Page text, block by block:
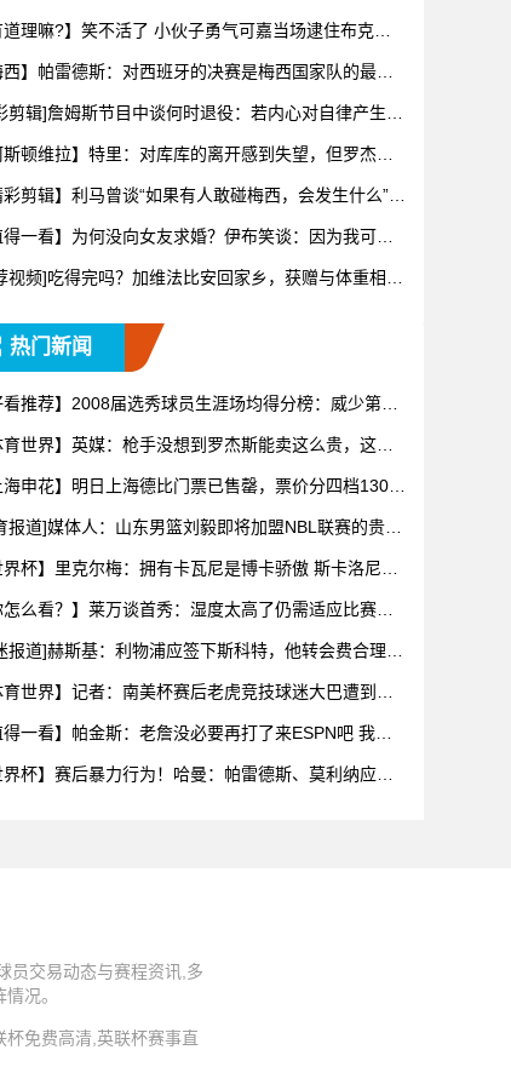
道理嘛?】笑不活了 小伙子勇气可嘉当场逮住布克开
西】帕雷德斯：对西班牙的决赛是梅西国家队的最后
剪辑]詹姆斯节目中谈何时退役：若内心对自律产生抗
斯顿维拉】特里：对库库的离开感到失望，但罗杰斯
彩剪辑】利马曾谈“如果有人敢碰梅西，会发生什么”：
得一看】为何没向女友求婚？伊布笑谈：因为我可不
视频]吃得完吗？加维法比安回家乡，获赠与体重相等
热门新闻
看推荐】2008届选秀球员生涯场均得分榜：威少第一
育世界】英媒：枪手没想到罗杰斯能卖这么贵，这似
海申花】明日上海德比门票已售罄，票价分四档130
报道]媒体人：山东男篮刘毅即将加盟NBL联赛的贵州
界杯】里克尔梅：拥有卡瓦尼是博卡骄傲 斯卡洛尼是
怎么看？】莱万谈首秀：湿度太高了仍需适应比赛环
报道]赫斯基：利物浦应签下斯科特，他转会费合理且
育世界】记者：南美杯赛后老虎竞技球迷大巴遭到枪
得一看】帕金斯：老詹没必要再打了来ESPN吧 我们
界杯】赛后暴力行为！哈曼：帕雷德斯、莫利纳应被
员交易动态与赛程资讯,多
况。
免费高清,英联杯赛事直